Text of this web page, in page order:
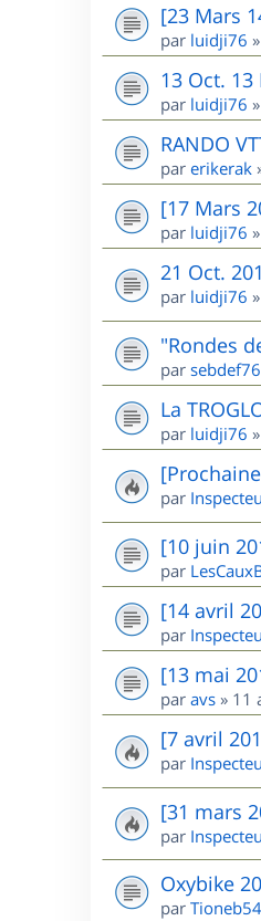
[23 Mars
par luidji76 »
13 Oct. 13
par luidji76 »
RANDO
par erikerak
[17 Mars
par luidji76 »
21 Oct.
par luidji76 »
"Rondes
par
La
par luidji76 »
par
[10 juin
par
[14 avril
par
[13 mai
par avs » 11
[7 avril
par
[31 mars
par
Oxybike
par Tioneb54